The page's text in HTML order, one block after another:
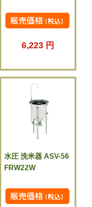
6,223 円
水圧 洗米器 ASV-56
FRW22W